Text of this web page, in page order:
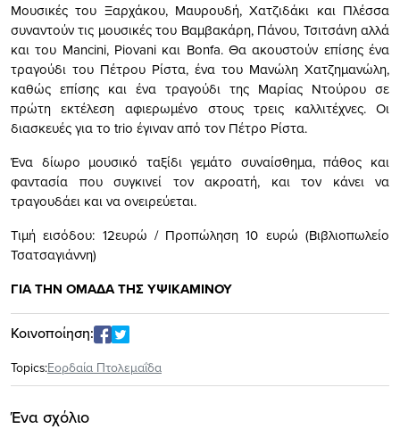
Μουσικές του Ξαρχάκου, Μαυρουδή, Χατζιδάκι και Πλέσσα
συναντούν τις μουσικές του Βαμβακάρη, Πάνου, Τσιτσάνη αλλά
και του Mancini, Piovani και Bonfa. Θα ακουστούν επίσης ένα
τραγούδι του Πέτρου Ρίστα, ένα του Μανώλη Χατζημανώλη,
καθώς επίσης και ένα τραγούδι της Μαρίας Ντούρου σε
πρώτη εκτέλεση αφιερωμένο στους τρεις καλλιτέχνες. Οι
διασκευές για το trio έγιναν από τον Πέτρο Ρίστα.
Ένα δίωρο μουσικό ταξίδι γεμάτο συναίσθημα, πάθος και
φαντασία που συγκινεί τον ακροατή, και τον κάνει να
τραγουδάει και να ονειρεύεται.
Τιμή εισόδου: 12ευρώ / Προπώληση 10 ευρώ (Βιβλιοπωλείο
Τσατσαγιάννη)
ΓΙΑ ΤΗΝ ΟΜΑΔΑ ΤΗΣ ΥΨΙΚΑΜΙΝΟΥ
Κοινοποίηση:
Topics:Εορδαία Πτολεμαΐδα
Ένα σχόλιο